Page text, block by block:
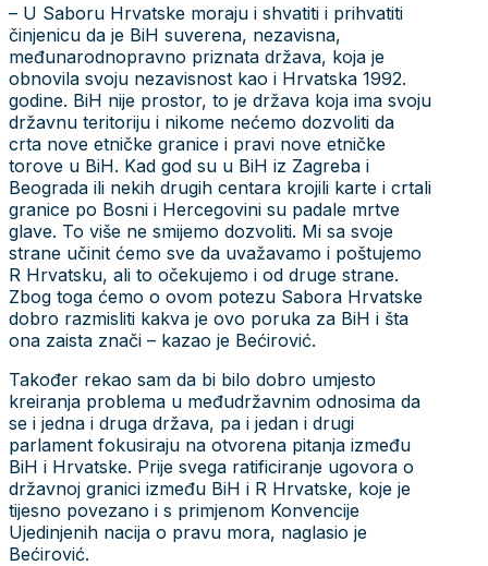
– U Saboru Hrvatske moraju i shvatiti i prihvatiti
činjenicu da je BiH suverena, nezavisna,
međunarodnopravno priznata država, koja je
obnovila svoju nezavisnost kao i Hrvatska 1992.
godine. BiH nije prostor, to je država koja ima svoju
državnu teritoriju i nikome nećemo dozvoliti da
crta nove etničke granice i pravi nove etničke
torove u BiH. Kad god su u BiH iz Zagreba i
Beograda ili nekih drugih centara krojili karte i crtali
granice po Bosni i Hercegovini su padale mrtve
glave. To više ne smijemo dozvoliti. Mi sa svoje
strane učinit ćemo sve da uvažavamo i poštujemo
R Hrvatsku, ali to očekujemo i od druge strane.
Zbog toga ćemo o ovom potezu Sabora Hrvatske
dobro razmisliti kakva je ovo poruka za BiH i šta
ona zaista znači – kazao je Bećirović.
Također rekao sam da bi bilo dobro umjesto
kreiranja problema u međudržavnim odnosima da
se i jedna i druga država, pa i jedan i drugi
parlament fokusiraju na otvorena pitanja između
BiH i Hrvatske. Prije svega ratificiranje ugovora o
državnoj granici između BiH i R Hrvatske, koje je
tijesno povezano i s primjenom Konvencije
Ujedinjenih nacija o pravu mora, naglasio je
Bećirović.